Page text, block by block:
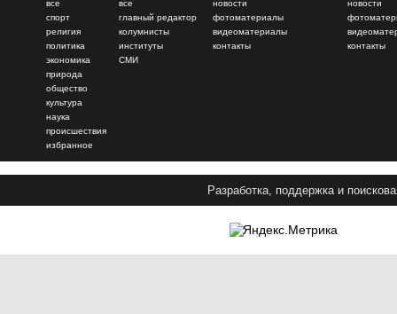
все
спорт
религия
политика
экономика
природа
общество
культура
наука
происшествия
избранное
все
главный редактор
колумнисты
институты
СМИ
новости
фотоматериалы
видеоматериалы
контакты
новости
контакты
Разработка, поддержка и